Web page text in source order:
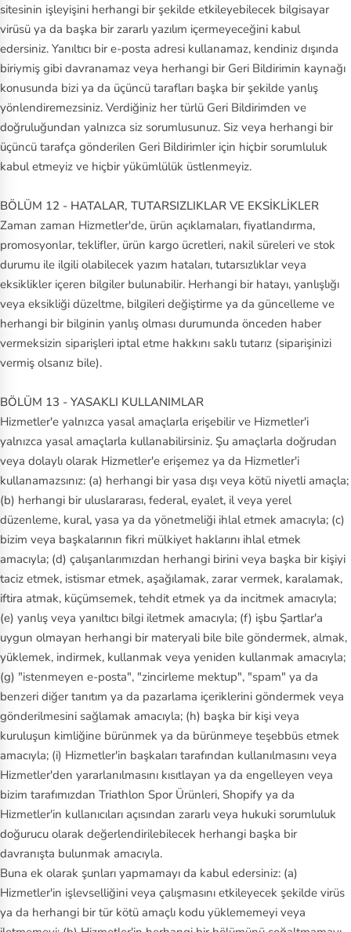
sitesinin işleyişini herhangi bir şekilde etkileyebilecek bilgisayar
virüsü ya da başka bir zararlı yazılım içermeyeceğini kabul
edersiniz. Yanıltıcı bir e‑posta adresi kullanamaz, kendiniz dışında
biriymiş gibi davranamaz veya herhangi bir Geri Bildirimin kaynağı
konusunda bizi ya da üçüncü tarafları başka bir şekilde yanlış
yönlendiremezsiniz. Verdiğiniz her türlü Geri Bildirimden ve
doğruluğundan yalnızca siz sorumlusunuz. Siz veya herhangi bir
üçüncü tarafça gönderilen Geri Bildirimler için hiçbir sorumluluk
kabul etmeyiz ve hiçbir yükümlülük üstlenmeyiz.
BÖLÜM 12 - HATALAR, TUTARSIZLIKLAR VE EKSİKLİKLER
Zaman zaman Hizmetler'de, ürün açıklamaları, fiyatlandırma,
promosyonlar, teklifler, ürün kargo ücretleri, nakil süreleri ve stok
durumu ile ilgili olabilecek yazım hataları, tutarsızlıklar veya
eksiklikler içeren bilgiler bulunabilir. Herhangi bir hatayı, yanlışlığı
veya eksikliği düzeltme, bilgileri değiştirme ya da güncelleme ve
herhangi bir bilginin yanlış olması durumunda önceden haber
vermeksizin siparişleri iptal etme hakkını saklı tutarız (siparişinizi
vermiş olsanız bile).
BÖLÜM 13 - YASAKLI KULLANIMLAR
Hizmetler'e yalnızca yasal amaçlarla erişebilir ve Hizmetler'i
yalnızca yasal amaçlarla kullanabilirsiniz. Şu amaçlarla doğrudan
veya dolaylı olarak Hizmetler'e erişemez ya da Hizmetler'i
kullanamazsınız: (a) herhangi bir yasa dışı veya kötü niyetli amaçla;
(b) herhangi bir uluslararası, federal, eyalet, il veya yerel
düzenleme, kural, yasa ya da yönetmeliği ihlal etmek amacıyla; (c)
bizim veya başkalarının fikri mülkiyet haklarını ihlal etmek
amacıyla; (d) çalışanlarımızdan herhangi birini veya başka bir kişiyi
taciz etmek, istismar etmek, aşağılamak, zarar vermek, karalamak,
iftira atmak, küçümsemek, tehdit etmek ya da incitmek amacıyla;
(e) yanlış veya yanıltıcı bilgi iletmek amacıyla; (f) işbu Şartlar'a
uygun olmayan herhangi bir materyali bile bile göndermek, almak,
yüklemek, indirmek, kullanmak veya yeniden kullanmak amacıyla;
(g) "istenmeyen e-posta", "zincirleme mektup", "spam" ya da
benzeri diğer tanıtım ya da pazarlama içeriklerini göndermek veya
gönderilmesini sağlamak amacıyla; (h) başka bir kişi veya
kuruluşun kimliğine bürünmek ya da bürünmeye teşebbüs etmek
amacıyla; (i) Hizmetler'in başkaları tarafından kullanılmasını veya
Hizmetler'den yararlanılmasını kısıtlayan ya da engelleyen veya
bizim tarafımızdan Triathlon Spor Ürünleri, Shopify ya da
Hizmetler'in kullanıcıları açısından zararlı veya hukuki sorumluluk
doğurucu olarak değerlendirilebilecek herhangi başka bir
davranışta bulunmak amacıyla.
Buna ek olarak şunları yapmamayı da kabul edersiniz: (a)
Hizmetler'in işlevselliğini veya çalışmasını etkileyecek şekilde virüs
ya da herhangi bir tür kötü amaçlı kodu yüklememeyi veya